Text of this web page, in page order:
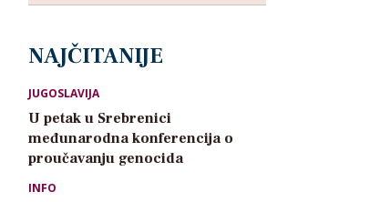
NAJČITANIJE
JUGOSLAVIJA
U petak u Srebrenici
međunarodna konferencija o
proučavanju genocida
INFO